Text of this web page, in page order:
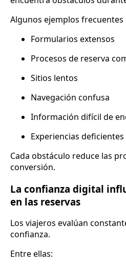
Algunos ejemplos frecuentes
Formularios extensos
Procesos de reserva
Sitios lentos
Navegación confusa
Información difícil de
Experiencias
Cada obstáculo reduce las
conversión.
La confianza digital
en las reservas
Los viajeros evalúan
confianza.
Entre ellas: